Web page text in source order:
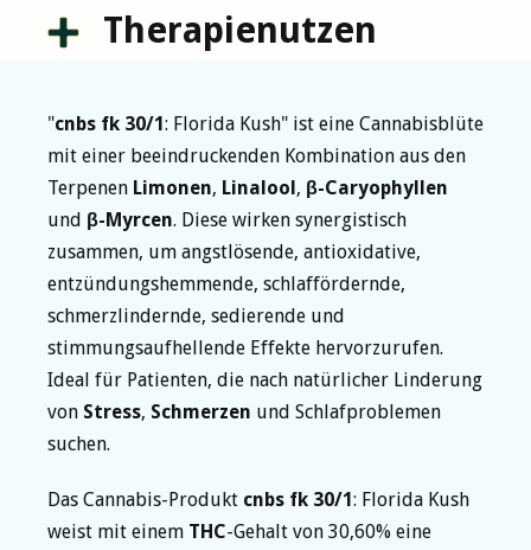
Therapienutzen
"cnbs fk 30/1: Florida Kush" ist eine Cannabisblüte
mit einer beeindruckenden Kombination aus den
Terpenen Limonen, Linalool, β-Caryophyllen
und β-Myrcen. Diese wirken synergistisch
zusammen, um angstlösende, antioxidative,
entzündungshemmende, schlaffördernde,
schmerzlindernde, sedierende und
stimmungsaufhellende Effekte hervorzurufen.
Ideal für Patienten, die nach natürlicher Linderung
von Stress, Schmerzen und Schlafproblemen
suchen.
Das Cannabis-Produkt cnbs fk 30/1: Florida Kush
weist mit einem THC-Gehalt von 30,60% eine